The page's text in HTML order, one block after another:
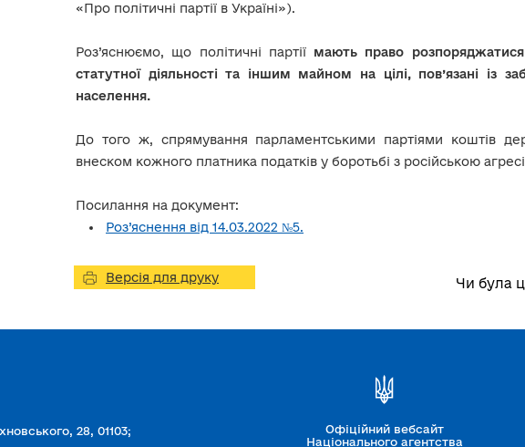
«Про політичні партії в Україні»).
Роз’яснюємо, що політичні партії мають право
статутної діяльності та іншим майном на цілі, пов’язані із
населення.
До того ж, спрямування парламентськими партіями коштів
внеском кожного платника податків у боротьбі з російською
Посилання на документ:
Роз’яснення від 14.03.2022 №5.
Версія для друку Чи була
28, 01103;
Офіційний вебсайт
Національного агентства